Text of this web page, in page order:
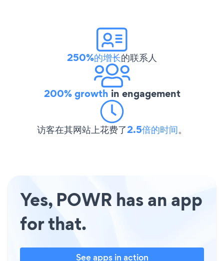
250%的增长的联系人
200% growth in engagement
访客在其网站上花费了2.5倍的时间。
Yes, POWR has an app
for that.
See apps in action